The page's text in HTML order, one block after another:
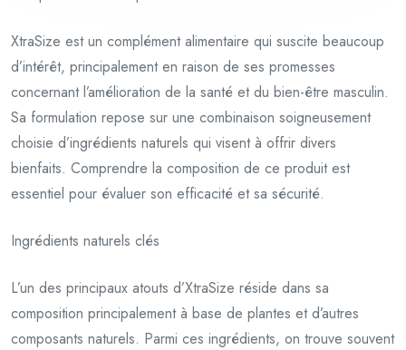
XtraSize est un complément alimentaire qui suscite beaucoup
d’intérêt, principalement en raison de ses promesses
concernant l’amélioration de la santé et du bien-être masculin.
Sa formulation repose sur une combinaison soigneusement
choisie d’ingrédients naturels qui visent à offrir divers
bienfaits. Comprendre la composition de ce produit est
essentiel pour évaluer son efficacité et sa sécurité.
Ingrédients naturels clés
L’un des principaux atouts d’XtraSize réside dans sa
composition principalement à base de plantes et d’autres
composants naturels. Parmi ces ingrédients, on trouve souvent